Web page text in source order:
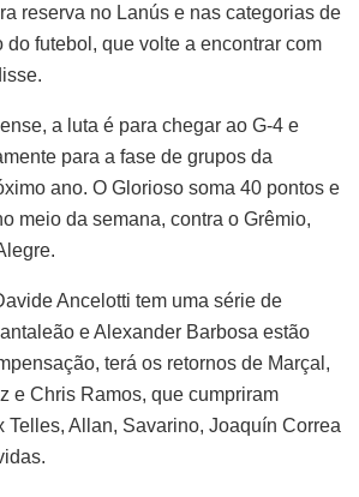
reserva no Lanús e nas categorias de
do futebol, que volte a encontrar com
a luta é para chegar ao G-4 e
para a fase de grupos da
ano. O Glorioso soma 40 pontos e
meio da semana, contra o Grêmio,
Ancelotti tem uma série de
e Alexander Barbosa estão
terá os retornos de Marçal,
e Chris Ramos, que cumpriram
Telles, Allan, Savarino, Joaquín Correa